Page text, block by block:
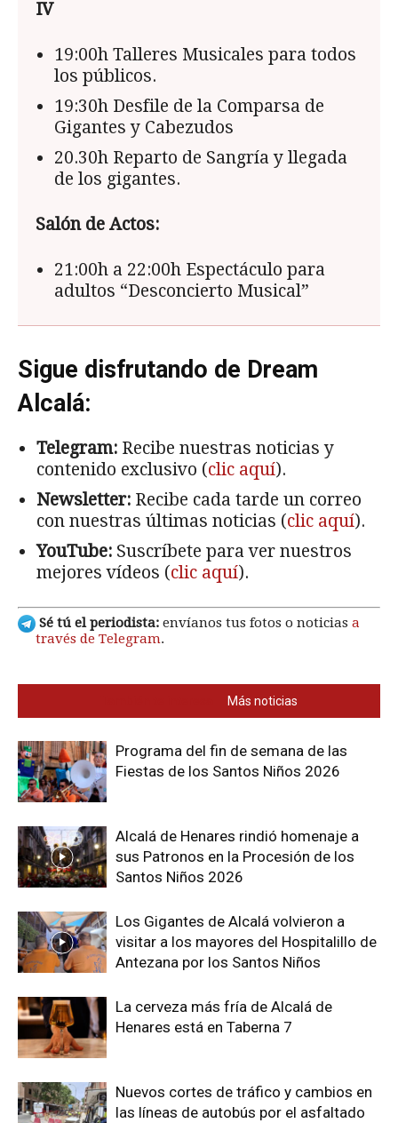
IV
19:00h Talleres Musicales para todos
los públicos.
19:30h Desfile de la Comparsa de
Gigantes y Cabezudos
20.30h Reparto de Sangría y llegada
de los gigantes.
Salón de Actos:
21:00h a 22:00h Espectáculo para
adultos “Desconcierto Musical”
Sigue disfrutando de Dream
Alcalá:
Telegram: Recibe nuestras noticias y
contenido exclusivo (clic aquí).
Newsletter: Recibe cada tarde un correo
con nuestras últimas noticias (clic aquí).
YouTube: Suscríbete para ver nuestros
mejores vídeos (clic aquí).
Sé tú el periodista: envíanos tus fotos o noticias a
través de Telegram.
Más noticias
Programa del fin de semana de las
Fiestas de los Santos Niños 2026
Alcalá de Henares rindió homenaje a
sus Patronos en la Procesión de los
Santos Niños 2026
Los Gigantes de Alcalá volvieron a
visitar a los mayores del Hospitalillo de
Antezana por los Santos Niños
La cerveza más fría de Alcalá de
Henares está en Taberna 7
Nuevos cortes de tráfico y cambios en
las líneas de autobús por el asfaltado